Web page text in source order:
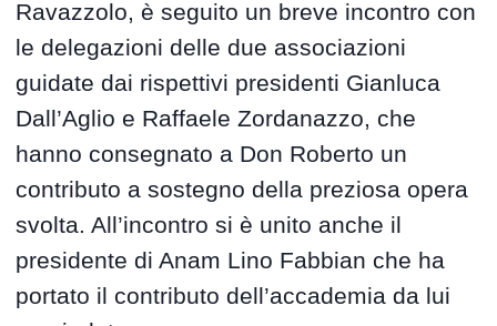
Ravazzolo, è seguito un breve incontro con
le delegazioni delle due associazioni
guidate dai rispettivi presidenti Gianluca
Dall’Aglio e Raffaele Zordanazzo, che
hanno consegnato a Don Roberto un
contributo a sostegno della preziosa opera
svolta. All’incontro si è unito anche il
presidente di Anam Lino Fabbian che ha
portato il contributo dell’accademia da lui